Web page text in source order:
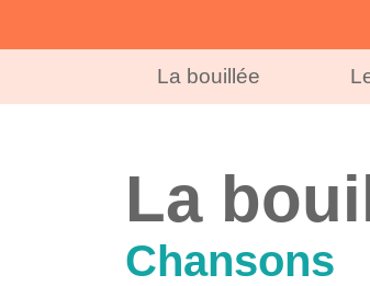
La bouillée
La
Chansons